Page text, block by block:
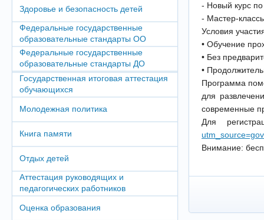
Здоровье и безопасность детей
Федеральные государственные
образовательные стандарты ОО
Федеральные государственные
образовательные стандарты ДО
Государственная итоговая аттестация
обучающихся
Молодежная политика
Книга памяти
Отдых детей
Аттестация руководящих и
педагогических работников
Оценка образования
- Новый курс по
- Мастер-
Условия
• Обучение
• Без
•
Программа
для
современные
Для
Внимание: